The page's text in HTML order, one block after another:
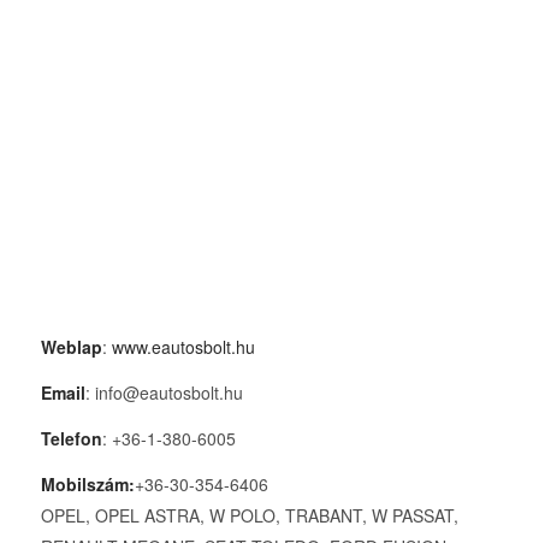
Weblap: www.eautosbolt.hu
Email: info@eautosbolt.hu
Telefon: +36-1-380-6005
Mobilszám:+36-30-354-6406
OPEL, OPEL ASTRA, W POLO, TRABANT, W PASSAT,